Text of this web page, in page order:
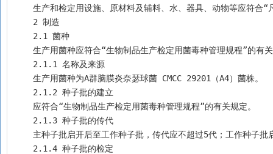
生产和检定用设施、原材料及辅料、水、器具、动物等应符合
    2 制造
    2.1 菌种
生产用菌种应符合“生物制品生产检定用菌毒种管理规程”的有
    2.1.1 名称及来源
    生产用菌种为A群脑膜炎奈瑟球菌 CMCC 29201（A4）菌株。
    2.1.2 种子批的建立
    应符合“生物制品生产检定用菌毒种管理规程”的有关规定。
    2.1.3 种子批的传代
主种子批启开后至工作种子批，传代应不超过5代；工作种子
    2.1.4 种子批的检定